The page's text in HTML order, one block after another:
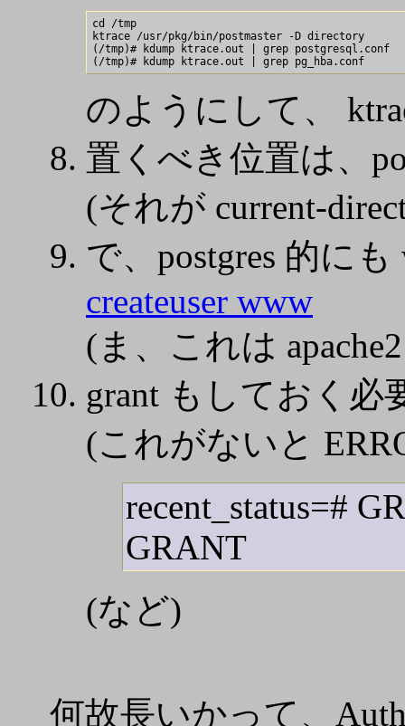
cd /tmp
ktrace /usr/pkg/bin/postmaster -D directory
(/tmp)# kdump ktrace.out | grep postgresql.conf
のようにして、
置くべき位置は、
(それが current-
で、postgres 的に
createuser www
(ま、これは
grant もしておく必
(これがないと
recent_status=#
GRANT
(など)
何故長いかって、